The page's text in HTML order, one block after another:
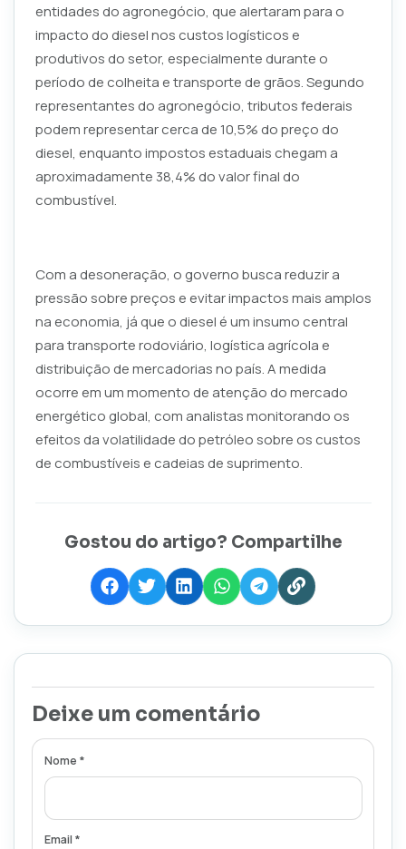
entidades do agronegócio, que alertaram para o
impacto do diesel nos custos logísticos e
produtivos do setor, especialmente durante o
período de colheita e transporte de grãos. Segundo
representantes do agronegócio, tributos federais
podem representar cerca de 10,5% do preço do
diesel, enquanto impostos estaduais chegam a
aproximadamente 38,4% do valor final do
combustível.
Com a desoneração, o governo busca reduzir a
pressão sobre preços e evitar impactos mais amplos
na economia, já que o diesel é um insumo central
para transporte rodoviário, logística agrícola e
distribuição de mercadorias no país. A medida
ocorre em um momento de atenção do mercado
energético global, com analistas monitorando os
efeitos da volatilidade do petróleo sobre os custos
de combustíveis e cadeias de suprimento.
Gostou do artigo? Compartilhe
Deixe um comentário
Nome *
Email *